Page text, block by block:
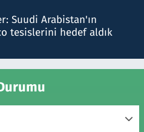
Suudi Arabistan'ın
tesislerini hedef aldık